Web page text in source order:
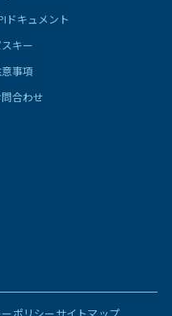
ドキュメント
キー
事項
合わせ